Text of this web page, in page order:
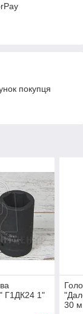
покупця
Г1ДК24 1"
30